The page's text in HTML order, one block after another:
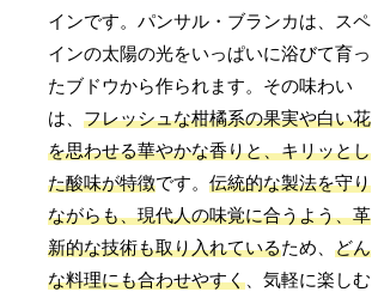
インです。パンサル・ブランカは、スペ
インの太陽の光をいっぱいに浴びて育っ
たブドウから作られます。その味わい
は、フレッシュな柑橘系の果実や白い花
を思わせる華やかな香りと、キリッとし
た酸味が特徴です。伝統的な製法を守り
ながらも、現代人の味覚に合うよう、革
新的な技術も取り入れているため、どん
な料理にも合わせやすく 、気軽に楽しむ